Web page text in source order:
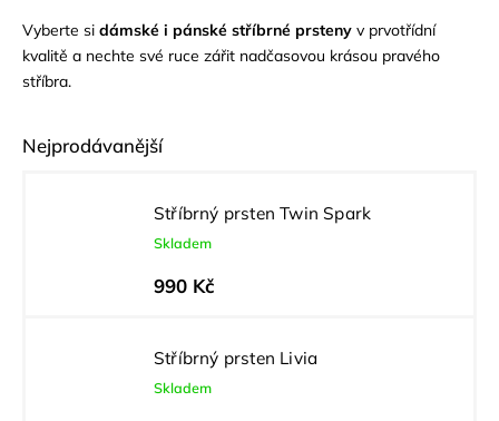
Vyberte si dámské i pánské stříbrné prsteny v prvotřídní
kvalitě a nechte své ruce zářit nadčasovou krásou pravého
stříbra.
Nejprodávanější
Stříbrný prsten Twin Spark
Skladem
990 Kč
Stříbrný prsten Livia
Skladem